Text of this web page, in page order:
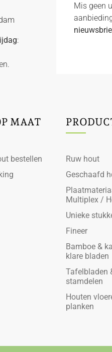
:
Mis geen
MAAT
bestellen
Ruw hout
Geschaafd
Multiplex /
Unieke
Fineer
Bamboe &
klare bladen
Tafelbladen
stamdelen
Houten
planken